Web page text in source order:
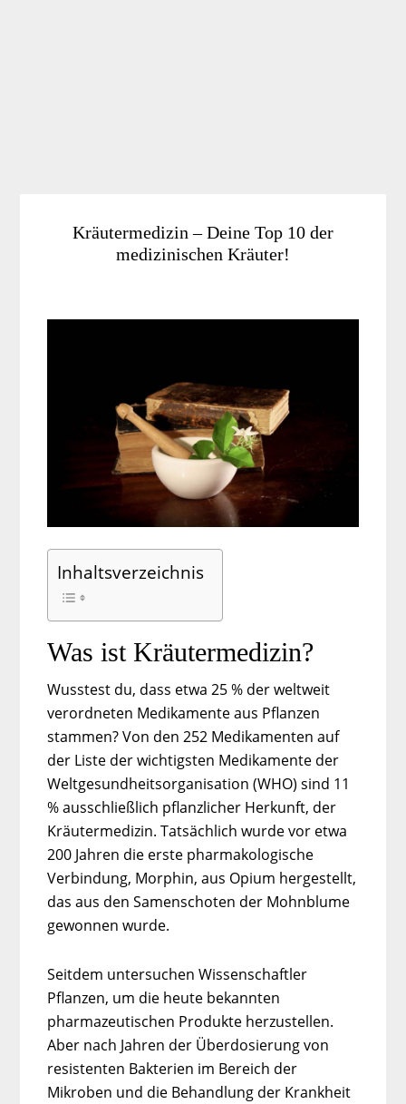
Kräutermedizin – Deine Top 10 der
medizinischen Kräuter!
Inhaltsverzeichnis
Was ist Kräutermedizin?
Wusstest du, dass etwa 25 % der weltweit
verordneten Medikamente aus Pflanzen
stammen? Von den 252 Medikamenten auf
der Liste der wichtigsten Medikamente der
Weltgesundheitsorganisation (WHO) sind 11
% ausschließlich pflanzlicher Herkunft, der
Kräutermedizin. Tatsächlich wurde vor etwa
200 Jahren die erste pharmakologische
Verbindung, Morphin, aus Opium hergestellt,
das aus den Samenschoten der Mohnblume
gewonnen wurde.
Seitdem untersuchen Wissenschaftler
Pflanzen, um die heute bekannten
pharmazeutischen Produkte herzustellen.
Aber nach Jahren der Überdosierung von
resistenten Bakterien im Bereich der
Mikroben und die Behandlung der Krankheit